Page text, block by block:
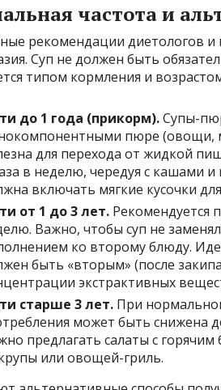
частота и
рекомендации диетологов и
Суп не должен быть
типом кормления и
до 1 года (прикорм).Супы-
пюре (овощи,
для перехода от жидкой
в неделю, чередуя с кашами
включать мягкие кусочки
от 1 до 3 лет. Рекомендуется
Важно, чтобы суп не
ко второму блюду.
быть «вторым» (после
экстрактивных
старше 3 лет. При
может быть снижена
предлагать салаты с
или овощей-гриль.